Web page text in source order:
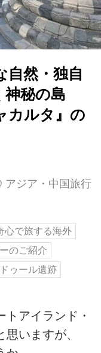
自然・独自
神秘の島
カルタ』の
アジア・中国旅行
心で旅する海外
のご紹介
ゥール遺跡
アイランド・
いますが、